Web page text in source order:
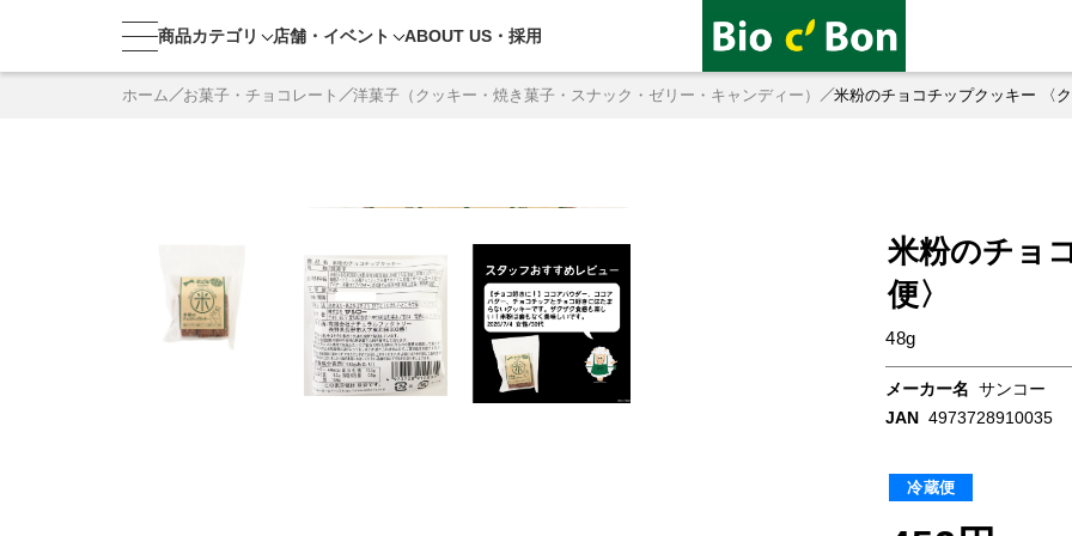
商品カテゴリ 店舗・ イベント ABOUT US・ 採用
ホーム お菓子・チョコレート 洋菓子（クッキー・焼き菓子・スナック・ゼリー・キャンディー） 米粉のチョコチップクッキー 〈
米粉のチョ
便〉
48g
メーカー名 サンコー
JAN 4973728910035
冷蔵便